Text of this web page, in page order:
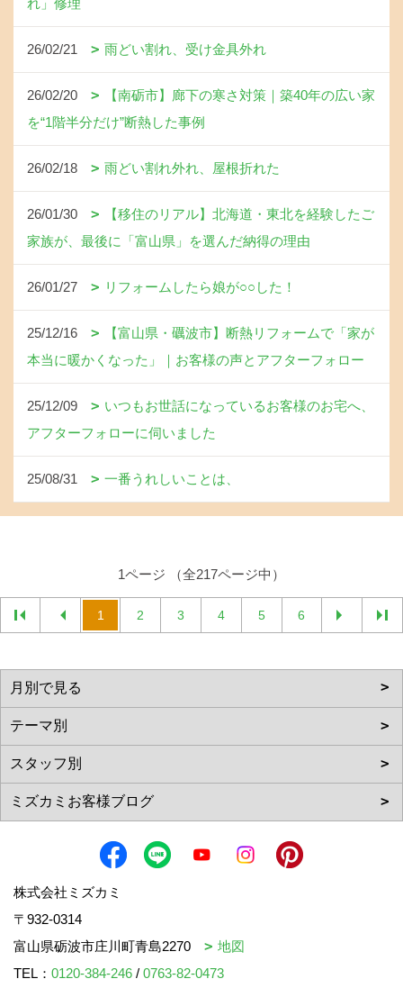
れ」修理
26/02/21 雨どい割れ、受け金具外れ
26/02/20
【南砺市】廊下の寒さ対策｜築40年の広い家
を“1階半分だけ”断熱した事例
26/02/18 雨どい割れ外れ、屋根折れた
26/01/30
【移住のリアル】北海道・東北を経験したご
家族が、最後に「富山県」を選んだ納得の理由
26/01/27 リフォームしたら娘が○○した！
25/12/16
【富山県・礪波市】断熱リフォームで「家が
本当に暖かくなった」｜お客様の声とアフターフォロー
25/12/09
いつもお世話になっているお客様のお宅へ、
アフターフォローに伺いました
25/08/31 一番うれしいことは、
1ページ （全217ページ中）
1 2 3 4 5 6
株式会社ミズカミ
〒932-0314
富山県砺波市庄川町青島2270
地図
TEL： 0120-384-246 / 0763-82-0473